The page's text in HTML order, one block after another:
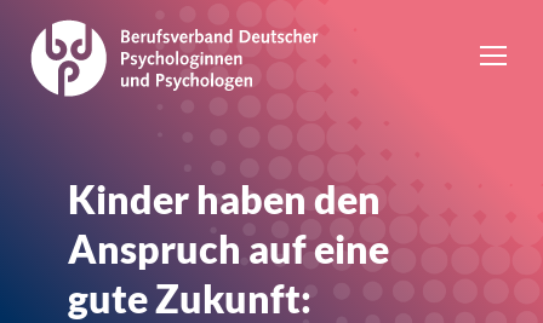
Kinder haben den
Anspruch auf eine
gute Zukunft: